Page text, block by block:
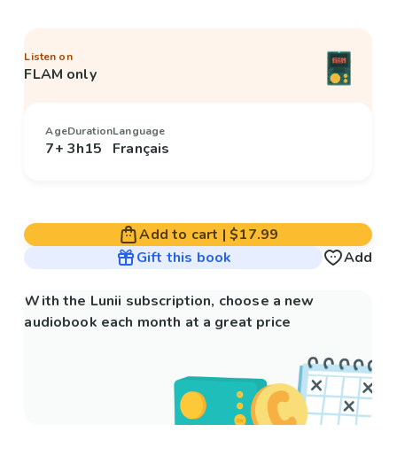
Listen on
FLAM only
Age
7+
Duration
3h15
Language
Français
Add to cart |$17.99
Gift this book
Add
With the Lunii subscription, choose a new
audiobook each month at a great price